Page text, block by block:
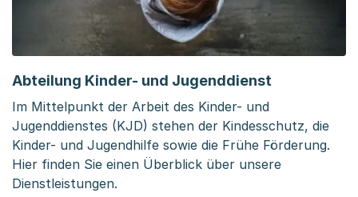
Abteilung Kinder- und Jugenddienst
Im Mittelpunkt der Arbeit des Kinder- und
Jugenddienstes (KJD) stehen der Kindesschutz, die
Kinder- und Jugendhilfe sowie die Frühe Förderung.
Hier finden Sie einen Überblick über unsere
Dienstleistungen.